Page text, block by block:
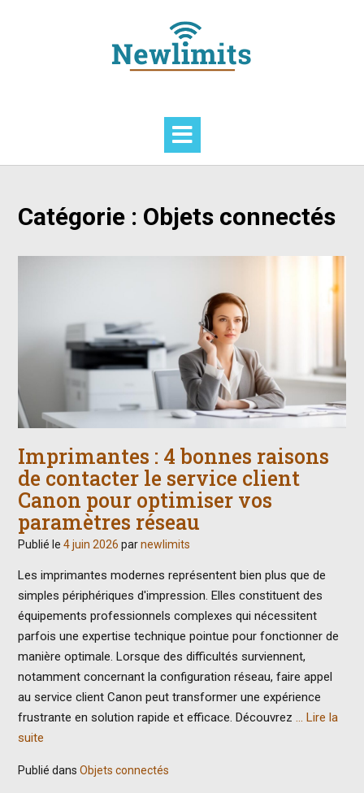
Catégorie : Objets connectés
Imprimantes : 4 bonnes raisons
de contacter le service client
Canon pour optimiser vos
paramètres réseau
Publié le 4 juin 2026 parnewlimits
Les imprimantes modernes représentent bien plus que de
simples périphériques d'impression. Elles constituent des
équipements professionnels complexes qui nécessitent
parfois une expertise technique pointue pour fonctionner de
manière optimale. Lorsque des difficultés surviennent,
notamment concernant la configuration réseau, faire appel
au service client Canon peut transformer une expérience
frustrante en solution rapide et efficace. Découvrez … Lire la
suite
Publié dans Objets connectés